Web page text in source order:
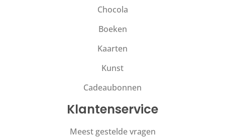
Chocola
Boeken
Kaarten
Kunst
Cadeaubonnen
Klantenservice
Meest gestelde vragen